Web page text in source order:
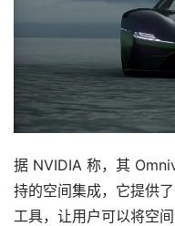
据 NVIDIA 称，其
持的空间集成，它提供
工具，让用户可以将空